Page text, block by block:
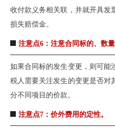
收付款义务相关联，并就开具发
损失赔偿金。
注意点6：注意合同标的、数
如果合同标的发生变更，则可能
税人需要关注发生的变更是否对
分不同项目的价款。
注意点7：价外费用的定性。